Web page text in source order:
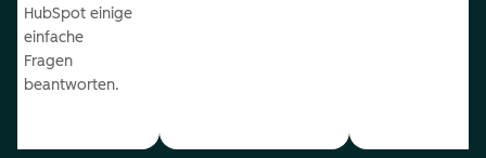
HubSpot einige
einfache
Fragen
beantworten.